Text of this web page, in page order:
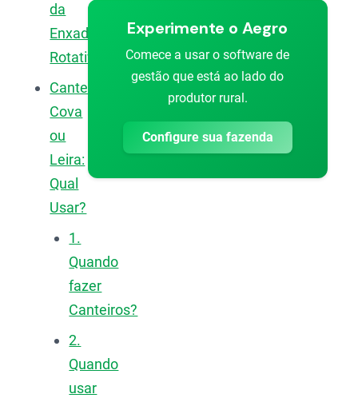
da
Enxada
Rotativa
Canteiro,
Cova
ou
Leira:
Qual
Usar?
1.
Quando
fazer
Canteiros?
2.
Quando
usar
Experimente o Aegro
Comece a usar o software de
gestão que está ao lado do
produtor rural.
Configure sua fazenda